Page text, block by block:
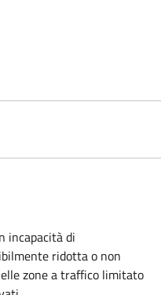
incapacità di
ridotta o non
zone a traffico limitato